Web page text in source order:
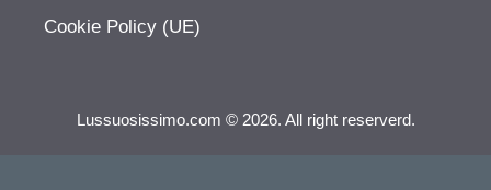
Cookie Policy (UE)
Lussuosissimo.com © 2026. All right reserverd.